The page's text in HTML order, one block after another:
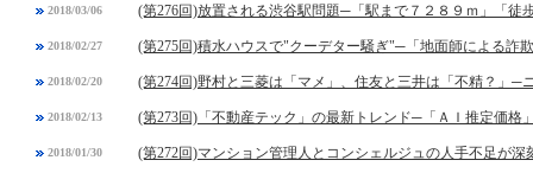
2018/03/06 (第276回)放置される渋谷駅問題─「駅まで７２８９ｍ」「徒
2018/02/27 (第275回)積水ハウスで"クーデター騒ぎ"─「地面師による詐
2018/02/20 (第274回)野村と三菱は「マメ」、住友と三井は「不精？」─
2018/02/13 (第273回)「不動産テック」の最新トレンド─「ＡＩ推定価格
2018/01/30 (第272回)マンション管理人とコンシェルジュの人手不足が深